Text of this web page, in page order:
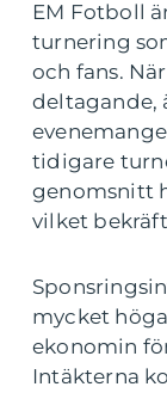
EM Fotboll
turnering
och fans.
deltagande,
tidigare
genomsnitt
vilket
mycket
ekonomin
Intäkterna